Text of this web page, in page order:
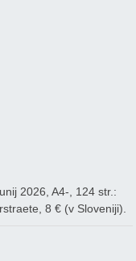
2026, A4-, 124 str.:
8 € (v Sloveniji).